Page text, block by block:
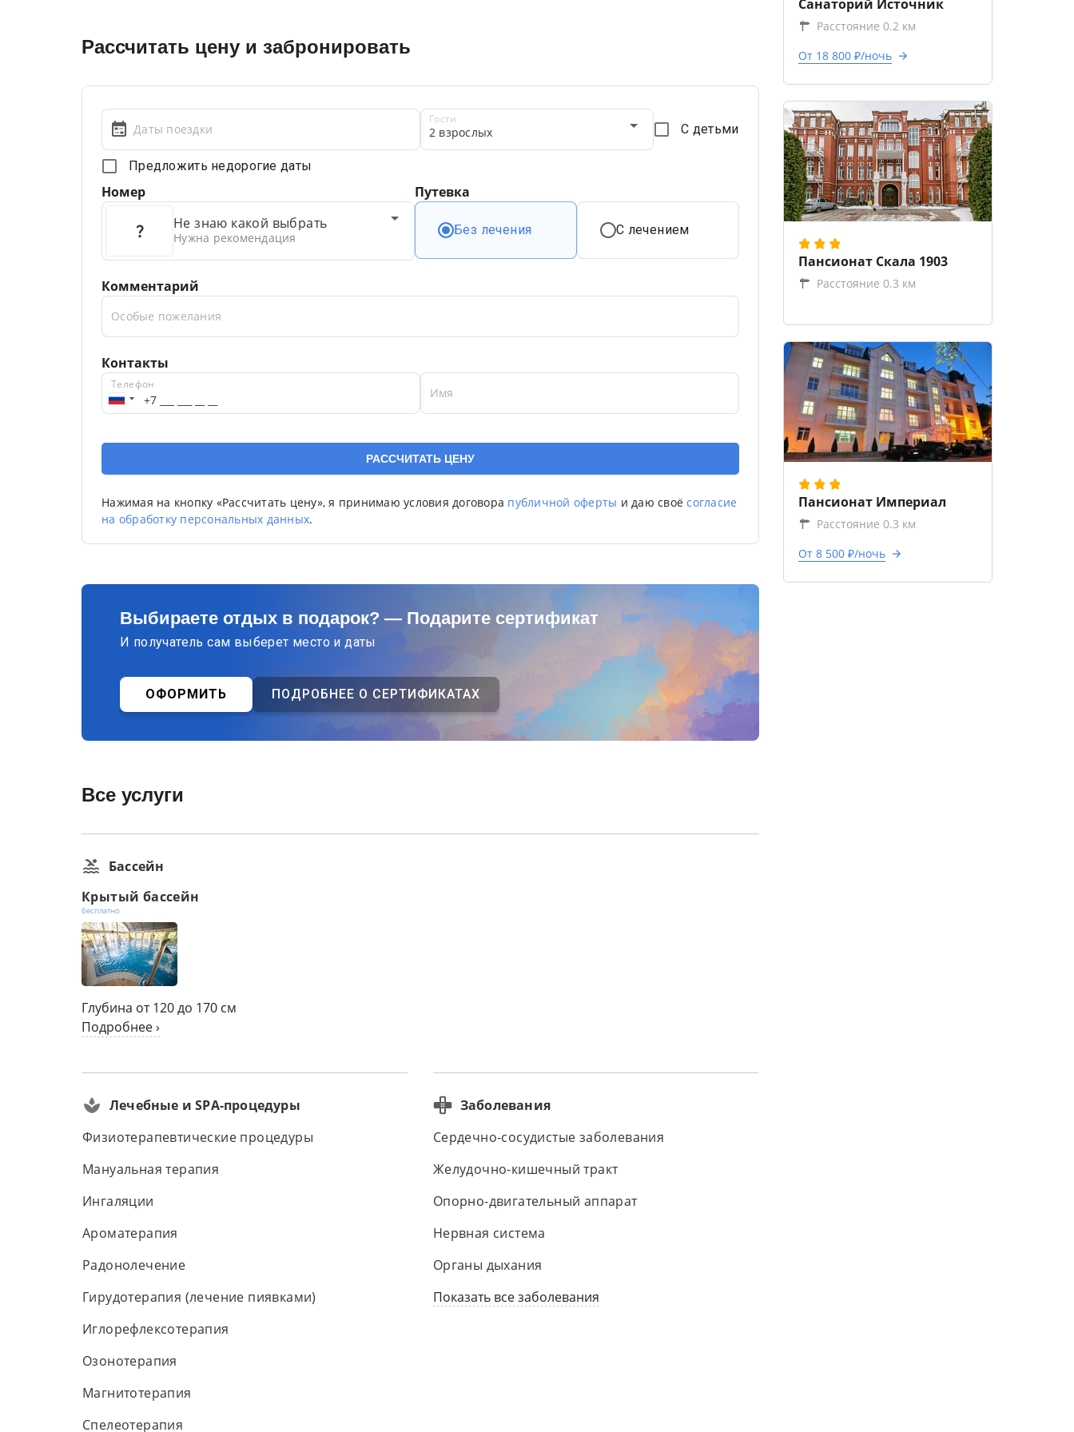
Рассчитать цену и забронировать
Даты поездки
Предложить недорогие даты
Гости
2 взрослых С детьми
Номер
Не знаю какой выбрать
Нужна рекомендация
Путевка
Без лечения С лечением
Комментарий
Особые пожелания
Контакты
Телефон
Имя
Нажимая на кнопку «Рассчитать цену», я принимаю условия договора публичной оферты и даю своёсогласие
на обработку персональных данных.
Выбираете отдых в подарок? — Подарите сертификат
И получатель сам выберет место и даты
ОФОРМИТЬ ПОДРОБНЕЕ О СЕРТИФИКАТАХ
Все услуги
Бассейн
Крытый бассейн
бесплатно
Глубина от 120 до 170 см
Подробнее ›
Лечебные и SPA-процедуры
Физиотерапевтические процедуры
Мануальная терапия
Ингаляции
Ароматерапия
Радонолечение
Гирудотерапия (лечение пиявками)
Иглорефлексотерапия
Озонотерапия
Магнитотерапия
Спелеотерапия
Заболевания
Сердечно-сосудистые заболевания
Желудочно-кишечный тракт
Опорно-двигательный аппарат
Нервная система
Органы дыхания
Показать все заболевания
Санаторий Источник
Расстояние 0.2 км
От 18 800 ₽/ночь
Пансионат Скала 1903
Расстояние 0.3 км
Пансионат Империал
Расстояние 0.3 км
От 8 500 ₽/ночь